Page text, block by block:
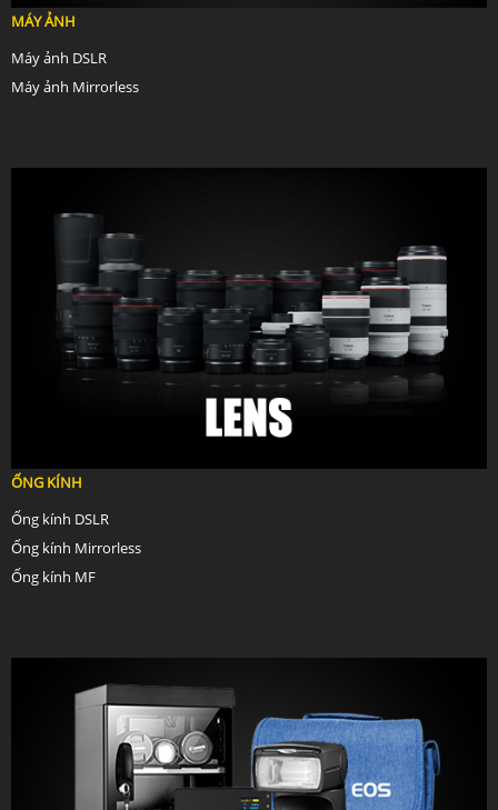
MÁY ẢNH
Máy ảnh DSLR
Máy ảnh Mirrorless
ỐNG KÍNH
Ống kính DSLR
Ống kính Mirrorless
Ống kính MF